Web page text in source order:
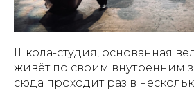
Школа-студия, основанная
живёт по своим внутренним
сюда проходит раз в